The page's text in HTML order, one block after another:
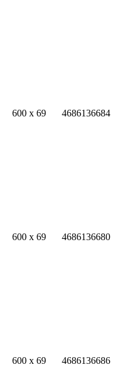
600 x 69 4686136684
600 x 69 4686136680
600 x 69 4686136686